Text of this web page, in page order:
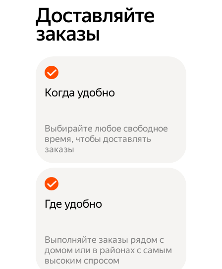
Доставляйте
заказы
Когда удобно
Выбирайте любое свободное
время, чтобы доставлять
заказы
Где удобно
Выполняйте заказы рядом с
домом или в районах с самым
высоким спросом